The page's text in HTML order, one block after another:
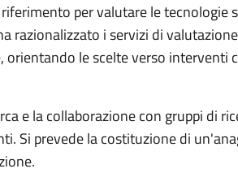
per valutare le tecnologie
razionalizzato i servizi di
orientando le scelte verso interventi
e la collaborazione con gruppi di
Si prevede la costituzione di